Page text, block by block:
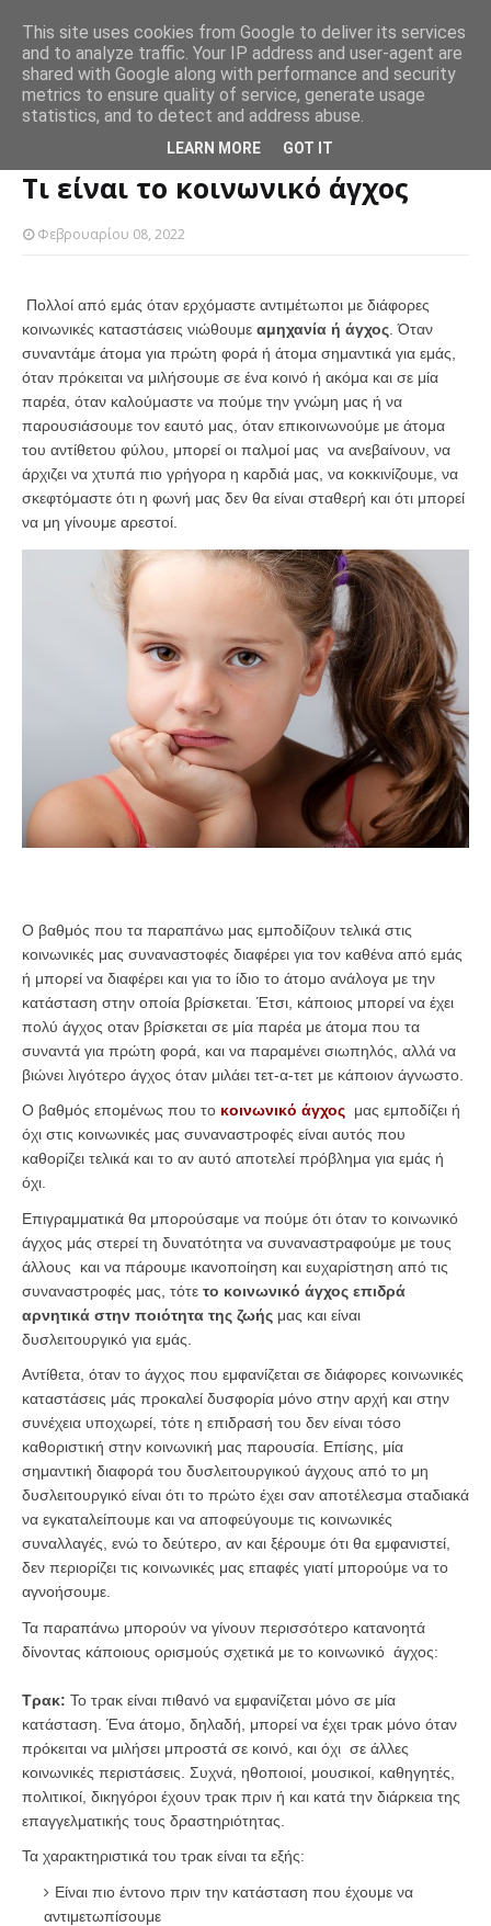
και
Θέλεις να χάσεις βάρος; Προσπάθησε να τρως τα ίδια
γεύματα επανειλημμένα
SLIDER
Τι είναι το κοινωνικό άγχος
Τι είναι το κοινωνικό άγχος
Φεβρουαρίου 08, 2022
Πολλοί από εμάς όταν ερχόμαστε αντιμέτωποι με διάφορες
κοινωνικές καταστάσεις νιώθουμε αμηχανία ή άγχος . Όταν
συναντάμε άτομα για πρώτη φορά ή άτομα σημαντικά για εμάς,
όταν πρόκειται να μιλήσουμε σε ένα κοινό ή ακόμα και σε μία
παρέα, όταν καλούμαστε να πούμε την γνώμη μας ή να
παρουσιάσουμε τον εαυτό μας, όταν επικοινωνούμε με άτομα
του αντίθετου φύλου, μπορεί οι παλμοί μας να ανεβαίνουν, να
άρχιζει να χτυπά πιο γρήγορα η καρδιά μας, να κοκκινίζουμε, να
σκεφτόμαστε ότι η φωνή μας δεν θα είναι σταθερή και ότι μπορεί
να μη γίνουμε αρεστοί.
Ο βαθμός που τα παραπάνω μας εμποδίζουν τελικά στις
κοινωνικές μας συναναστοφές διαφέρει για τον καθένα από εμάς
ή μπορεί να διαφέρει και για το ίδιο το άτομo ανάλογα με την
κατάσταση στην οποία βρίσκεται. Έτσι, κάποιος μπορεί να έχει
πολύ άγχος οταν βρίσκεται σε μία παρέα με άτομα που τα
συναντά για πρώτη φορά, και να παραμένει σιωπηλός, αλλά να
βιώνει λιγότερο άγχος όταν μιλάει τετ-α-τετ με κάποιον άγνωστο.
Ο βαθμός επομένως που το κοινωνικό άγχος μας εμποδίζει ή
όχι στις κοινωνικές μας συναναστροφές είναι αυτός που
καθορίζει τελικά και το αν αυτό αποτελεί πρόβλημα για εμάς ή
όχι.
Επιγραμματικά θα μπορούσαμε να πούμε ότι όταν το κοινωνικό
άγχος μάς στερεί τη δυνατότητα να συναναστραφούμε με τους
άλλους και να πάρουμε ικανοποίηση και ευχαρίστηση από τις
συναναστροφές μας, τότε το κοινωνικό άγχος επιδρά
αρνητικά στην ποιότητα της ζωής μας και είναι
δυσλειτουργικό για εμάς.
Αντίθετα, όταν το άγχος που εμφανίζεται σε διάφορες κοινωνικές
καταστάσεις μάς προκαλεί δυσφορία μόνο στην αρχή και στην
συνέχεια υποχωρεί, τότε η επιδρασή του δεν είναι τόσο
καθοριστική στην κοινωνική μας παρουσία. Επίσης, μία
σημαντική διαφορά του δυσλειτουργικού άγχους από το μη
δυσλειτουργικό είναι ότι το πρώτο έχει σαν αποτέλεσμα σταδιακά
να εγκαταλείπουμε και να αποφεύγουμε τις κοινωνικές
συναλλαγές, ενώ το δεύτερο, αν και ξέρουμε ότι θα εμφανιστεί,
δεν περιορίζει τις κοινωνικές μας επαφές γιατί μπορούμε να το
αγνοήσουμε.
Τα παραπάνω μπορούν να γίνουν περισσότερο κατανοητά
δίνοντας κάποιους ορισμούς σχετικά με το κοινωνικό άγχος:
Τρακ: Το τρακ είναι πιθανό να εμφανίζεται μόνο σε μία
κατάσταση. Ένα άτομο, δηλαδή, μπορεί να έχει τρακ μόνο όταν
πρόκειται να μιλήσει μπροστά σε κοινό, και όχι σε άλλες
κοινωνικές περιστάσεις. Συχνά, ηθοποιοί, μουσικοί, καθηγητές,
πολιτικοί, δικηγόροι έχουν τρακ πριν ή και κατά την διάρκεια της
επαγγελματικής τους δραστηριότητας.
Τα χαρακτηριστικά του τρακ είναι τα εξής:
Είναι πιο έντονο πριν την κατάσταση που έχουμε να
αντιμετωπίσουμε
This site uses cookies from Google to deliver its services
and to analyze traffic. Your IP address and user-agent are
shared with Google along with performance and security
metrics to ensure quality of service, generate usage
statistics, and to detect and address abuse.
LEARN MORE GOT IT